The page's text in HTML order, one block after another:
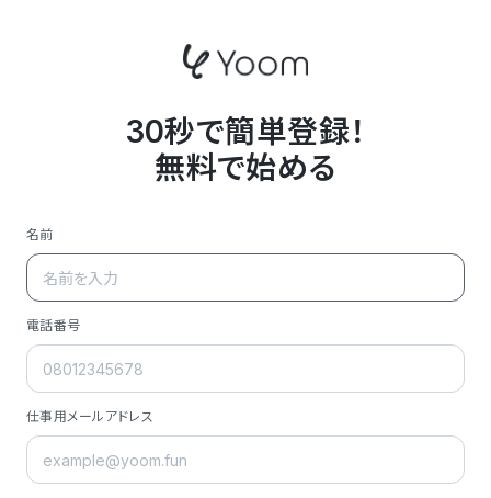
30秒で簡単登録！
無料で始める
名前
電話番号
仕事用メールアドレス